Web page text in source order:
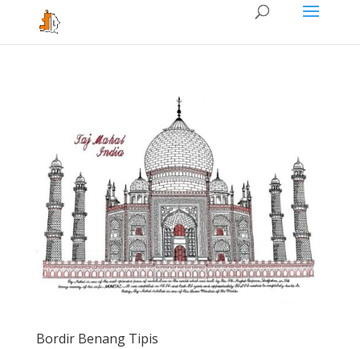
Bordir Benang Tipis